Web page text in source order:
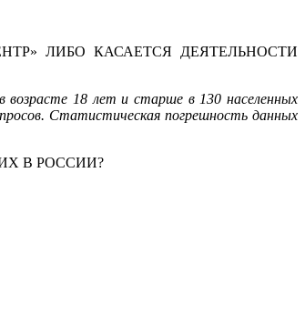
ЛИБО КАСАЕТСЯ ДЕЯТЕЛЬНОСТИ
в возрасте 18 лет и старше в 130 населенных
Статистическая погрешность данных
В РОССИИ?